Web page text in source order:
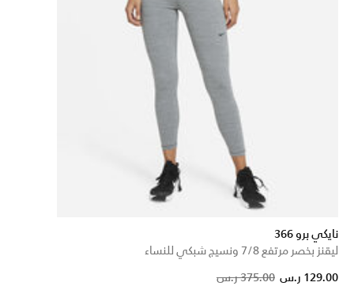
نايكي برو 366
ليقنز بخصر مرتفع 7/8 ونسيج شبكي للنساء
Price reduced375.00 ر.س to 129.00 ر.س